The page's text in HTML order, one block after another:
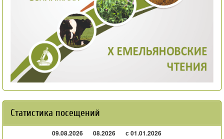
Статистика посещений
09.08.2026 08.2026 с 01.01.2026